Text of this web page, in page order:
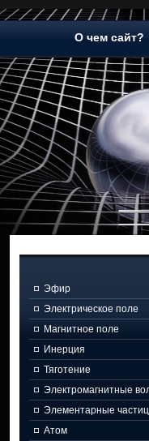
О чем сайт?
Эфир
Электрическое поле
Магнитное поле
Инерция
Тяготение
Электромагнитные
Элементарные
Атом